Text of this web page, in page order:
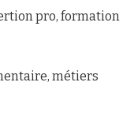
pro, formation
métiers